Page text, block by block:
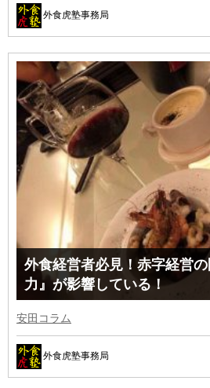
外食虎塾事務局
外食経営者必見！赤字経営
力』が影響している！
安田コラム
外食虎塾事務局